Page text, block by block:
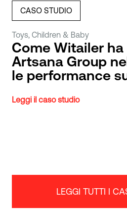
CASO STUDIO
Toys, Children & Baby
Come Witailer
Artsana Group
le performance
Leggi il caso studio
LEGGI TUTTI I